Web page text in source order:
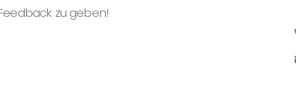
zu geben!